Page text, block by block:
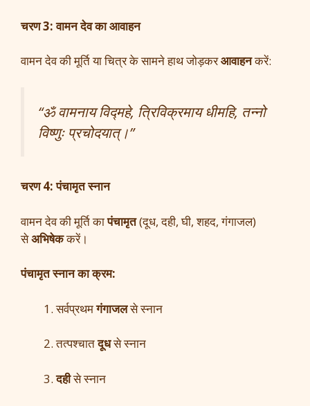
चरण 3: वामन देव का आवाहन
वामन देव की मूर्ति या चित्र के सामने हाथ जोड़करआवाहनकरें:
“ॐ वामनाय विद्महे, त्रिविक्रमाय धीमहि, तन्नो
विष्णुः प्रचोदयात्।”
चरण 4: पंचामृत स्नान
वामन देव की मूर्ति कापंचामृत(दूध, दही, घी, शहद, गंगाजल)
सेअभिषेककरें।
पंचामृत स्नान का क्रम:
सर्वप्रथमगंगाजलसे स्नान
तत्पश्चातदूधसे स्नान
दहीसे स्नान